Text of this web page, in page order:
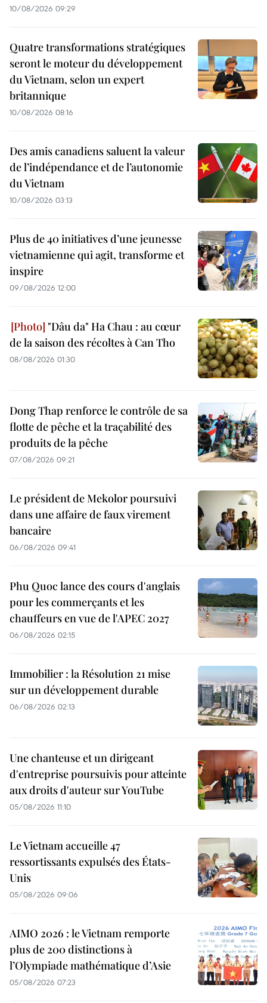
10/08/2026 09:29
Quatre transformations stratégiques
seront le moteur du développement
du Vietnam, selon un expert
britannique
10/08/2026 08:16
Des amis canadiens saluent la valeur
de l’indépendance et de l’autonomie
du Vietnam
10/08/2026 03:13
Plus de 40 initiatives d’une jeunesse
vietnamienne qui agit, transforme et
inspire
09/08/2026 12:00
"Dâu da" Ha Chau : au cœur
de la saison des récoltes à Can Tho
08/08/2026 01:30
Dong Thap renforce le contrôle de sa
flotte de pêche et la traçabilité des
produits de la pêche
07/08/2026 09:21
Le président de Mekolor poursuivi
dans une affaire de faux virement
bancaire
06/08/2026 09:41
Phu Quoc lance des cours d'anglais
pour les commerçants et les
chauffeurs en vue de l'APEC 2027
06/08/2026 02:15
Immobilier : la Résolution 21 mise
sur un développement durable
06/08/2026 02:13
Une chanteuse et un dirigeant
d'entreprise poursuivis pour atteinte
aux droits d'auteur sur YouTube
05/08/2026 11:10
Le Vietnam accueille 47
ressortissants expulsés des États-
Unis
05/08/2026 09:06
AIMO 2026 : le Vietnam remporte
plus de 200 distinctions à
l’Olympiade mathématique d’Asie
05/08/2026 07:23